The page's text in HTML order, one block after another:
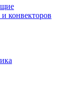
конвекторов